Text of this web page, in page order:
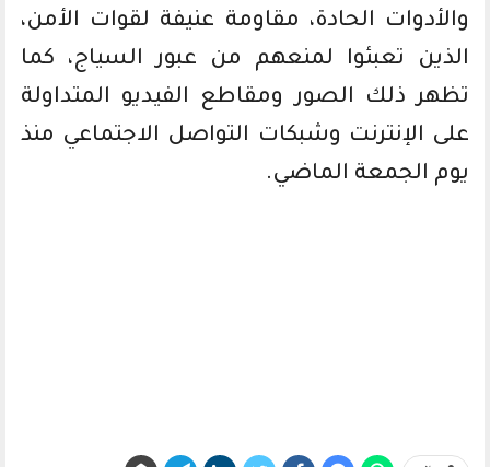
والأدوات الحادة، مقاومة عنيفة لقوات الأمن،
الذين تعبئوا لمنعهم من عبور السياج، كما
تظهر ذلك الصور ومقاطع الفيديو المتداولة
على الإنترنت وشبكات التواصل الاجتماعي منذ
يوم الجمعة الماضي.